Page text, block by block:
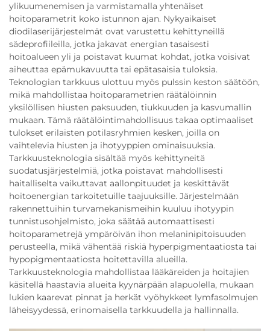
ylikuumenemisen ja varmistamalla yhtenäiset
hoitoparametrit koko istunnon ajan. Nykyaikaiset
diodilaserijärjestelmät ovat varustettu kehittyneillä
sädeprofiileilla, jotka jakavat energian tasaisesti
hoitoalueen yli ja poistavat kuumat kohdat, jotka voisivat
aiheuttaa epämukavuutta tai epätasaisia tuloksia.
Teknologian tarkkuus ulottuu myös pulssin keston säätöön,
mikä mahdollistaa hoitoparametrien räätälöinnin
yksilöllisen hiusten paksuuden, tiukkuuden ja kasvumallin
mukaan. Tämä räätälöintimahdollisuus takaa optimaaliset
tulokset erilaisten potilasryhmien kesken, joilla on
vaihtelevia hiusten ja ihotyyppien ominaisuuksia.
Tarkkuusteknologia sisältää myös kehittyneitä
suodatusjärjestelmiä, jotka poistavat mahdollisesti
haitalliselta vaikuttavat aallonpituudet ja keskittävät
hoitoenergian tarkoitetuille taajuuksille. Järjestelmään
rakennettuihin turvamekanismeihin kuuluu ihotyypin
tunnistusohjelmisto, joka säätää automaattisesti
hoitoparametrejä ympäröivän ihon melaninipitoisuuden
perusteella, mikä vähentää riskiä hyperpigmentaatiosta tai
hypopigmentaatiosta hoitettavilla alueilla.
Tarkkuusteknologia mahdollistaa lääkäreiden ja hoitajien
käsitellä haastavia alueita kyynärpään alapuolella, mukaan
lukien kaarevat pinnat ja herkät vyöhykkeet lymfasolmujen
läheisyydessä, erinomaisella tarkkuudella ja hallinnalla.